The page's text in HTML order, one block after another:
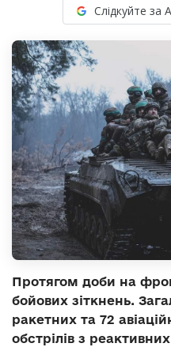
Слідкуйте за
Протягом доби на
бойових зіткнень.
ракетних та 72
обстрілів з